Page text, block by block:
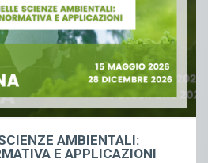
AMBIENTALI:
E APPLICAZIONI